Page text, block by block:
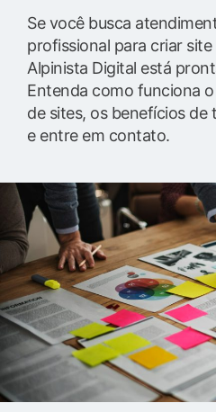
Se você busca
profissional para criar
Alpinista Digital está
Entenda como funciona
de sites, os benefícios de
e entre em contato.